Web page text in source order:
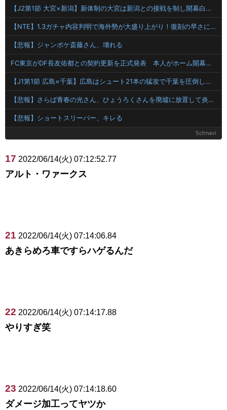
【J2第1節 大宮×新潟】新体制の大宮は新潟との接戦を制し開幕白星スタート！自陣からのカウンターが決まり山本桜大が決勝ゴール
【NTE】1.3ガチャ内容判明で海外勢が大盛り上がり！復刻の早さに驚きの声多数
【悲報】ジャンポケ斎藤さん、壊れる
FC東京がDF長友佑都との契約更新を正式発表 本人がホーム開幕戦の試合前にサポーターへ報告
【J1第1節 広島×千葉】広島はシュート21本の猛攻で千葉を圧倒しホーム開幕戦を飾る！海外から復帰の川村がいきなりゴール
【悲報】さらば青春の光さん、ひょうろくさんを廃墟に放置して炎上ｗｗｗｗ
【悲報】ショートスリーパー、キレる
5chnavi
17 2022/06/14(火) 07:12:52.77
アルト・ワァークス
21 2022/06/14(火) 07:14:06.84
あきらめろ車ですらハゲるんだ
22 2022/06/14(火) 07:14:17.88
やりすぎ笑
23 2022/06/14(火) 07:14:18.60
ダメージ加工ってヤツか